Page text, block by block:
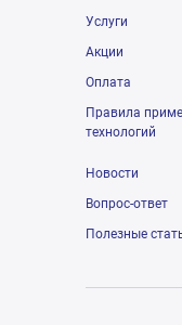
Услуги
Акции
Оплата
Правила
технологий
Новости
Вопрос-ответ
Полезные